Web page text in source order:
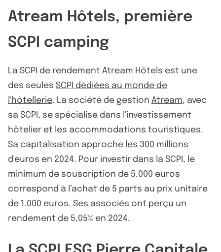
Atream Hôtels, première
SCPI camping
La SCPI de rendement Atream Hôtels est une
des seules SCPI dédiées au monde de
l'hôtellerie. La société de gestion Atream, avec
sa SCPI, se spécialise dans l'investissement
hôtelier et les accommodations touristiques.
Sa capitalisation approche les 300 millions
d'euros en 2024. Pour investir dans la SCPI, le
minimum de souscription de 5.000 euros
correspond à l’achat de 5 parts au prix unitaire
de 1.000 euros. Ses associés ont perçu un
rendement de 5,05% en 2024.